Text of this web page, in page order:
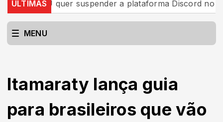
ÚLTIMAS
AGU quer suspender a plataforma Discord no Brasil
MENU
Itamaraty lança guia
para brasileiros que vão